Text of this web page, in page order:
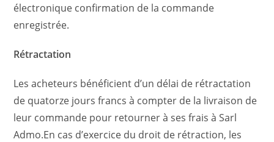
électronique confirmation de la commande
enregistrée.
Rétractation
Les acheteurs bénéficient d’un délai de rétractation
de quatorze jours francs à compter de la livraison de
leur commande pour retourner à ses frais à Sarl
Admo.En cas d’exercice du droit de rétraction, les